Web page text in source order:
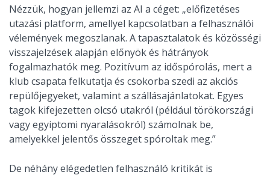
Nézzük, hogyan jellemzi az AI a céget: „előfizetéses
utazási platform, amellyel kapcsolatban a felhasználói
vélemények megoszlanak. A tapasztalatok és közösségi
visszajelzések alapján előnyök és hátrányok
fogalmazhatók meg. Pozitívum az időspórolás, mert a
klub csapata felkutatja és csokorba szedi az akciós
repülőjegyeket, valamint a szállásajánlatokat. Egyes
tagok kifejezetten olcsó utakról (például törökországi
vagy egyiptomi nyaralásokról) számolnak be,
amelyekkel jelentős összeget spóroltak meg.”
De néhány elégedetlen felhasználó kritikát is